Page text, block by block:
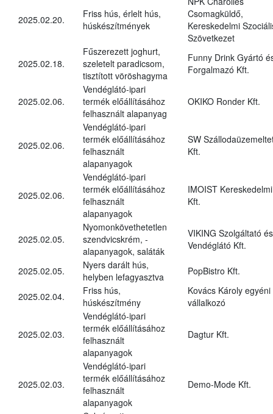
2025.02.20.
Friss hús, érlelt hús,
húskészítmények
Csomagküldő,
Kereskedelmi
Szövetkezet
2025.02.18.
Fűszerezett joghurt,
szeletelt paradicsom,
tisztított vöröshagyma
Funny Drink Gyártó
Forgalmazó Kft.
2025.02.06.
Vendéglátó-ipari
termék előállításához
felhasznált alapanyag
OKIKO Ronder Kft.
2025.02.06.
Vendéglátó-ipari
termék előállításához
felhasznált
alapanyagok
SW
Kft.
2025.02.06.
Vendéglátó-ipari
termék előállításához
felhasznált
alapanyagok
IMOIST Kereskedelmi
Kft.
2025.02.05.
Nyomonkövethetetlen
szendvicskrém, -
alapanyagok, saláták
VIKING Szolgáltató és
Vendéglátó Kft.
2025.02.05.
Nyers darált hús,
helyben lefagyasztva
PopBistro Kft.
2025.02.04.
Friss hús,
húskészítmény
Kovács Károly egyéni
vállalkozó
2025.02.03.
Vendéglátó-ipari
termék előállításához
felhasznált
alapanyagok
Dagtur Kft.
2025.02.03.
Vendéglátó-ipari
termék előállításához
felhasznált
alapanyagok
Demo-Mode Kft.